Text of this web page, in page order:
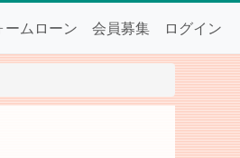
ームローン 会員募集 ログイン